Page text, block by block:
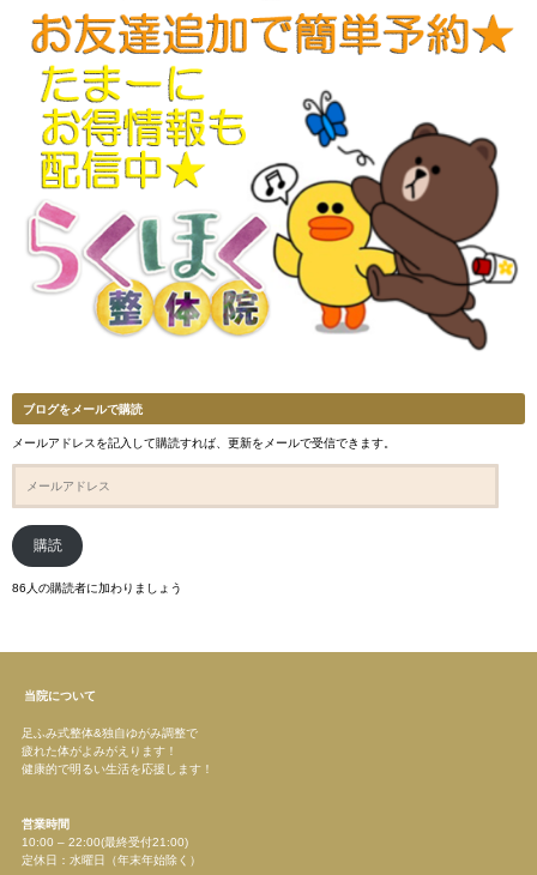
ブログをメールで購読
メールアドレスを記入して購読すれば、更新をメールで受信できます。
ル
ア
ド
レ
購読
86人の購読者に加わりましょう
当院について
足ふみ式整体&独自ゆがみ調整で
疲れた体がよみがえります！
健康的で明るい生活を応援します！
営業時間
10:00 – 22:00(最終受付21:00)
定休日：水曜日（年末年始除く）